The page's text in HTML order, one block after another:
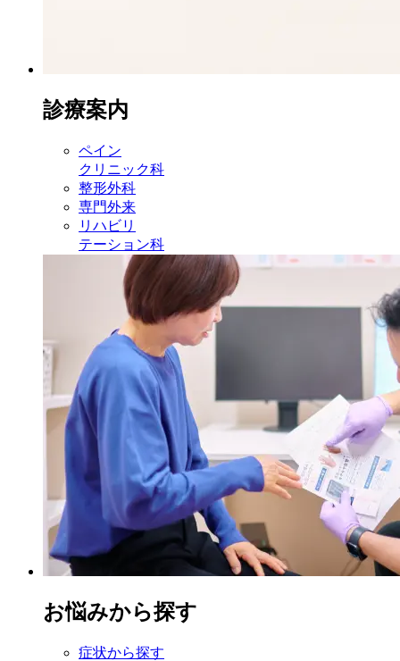
診療案内
ペイン
クリニック科
整形外科
専門外来
リハビリ
テーション科
お悩みから探す
症状から探す